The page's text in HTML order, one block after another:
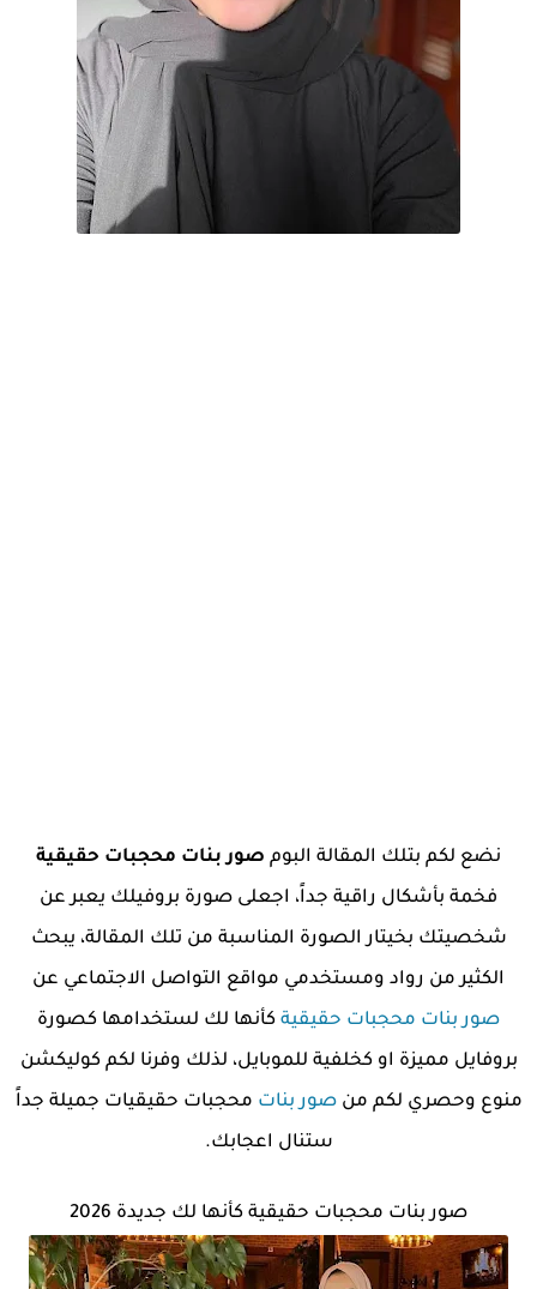
نضع لكم بتلك المقالة البوم صور بنات محجبات حقيقية
فخمة بأشكال راقية جداً، اجعلى صورة بروفيلك يعبر عن
شخصيتك بخيتار الصورة المناسبة من تلك المقالة، يبحث
الكثير من رواد ومستخدمي مواقع التواصل الاجتماعي عن
صور بنات محجبات حقيقية كأنها لك لستخدامها كصورة
بروفايل مميزة او كخلفية للموبايل، لذلك وفرنا لكم كوليكشن
منوع وحصري لكم منصور بنات محجبات حقيقيات جميلة جداً
ستنال اعجابك.
صور بنات محجبات حقيقية كأنها لك جديدة 2026